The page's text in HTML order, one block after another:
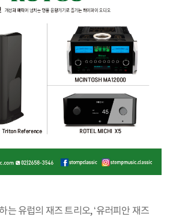
는 유럽의 재즈 트리오, ‘유러피안 재즈